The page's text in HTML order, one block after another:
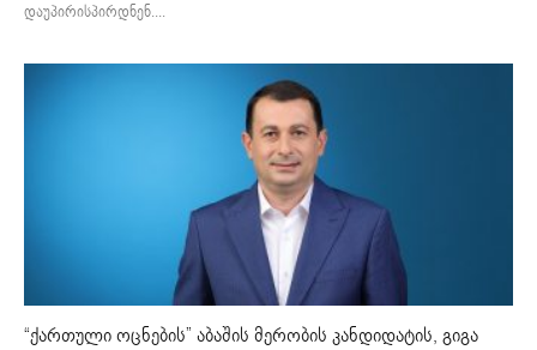
დაუპირისპირდნენ....
“ქართული ოცნების” აბაშის მერობის კანდიდატის, გიგა